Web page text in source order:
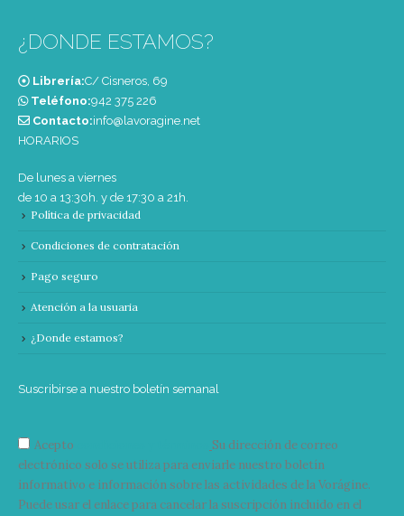
¿DONDE ESTAMOS?
Librería:C/ Cisneros, 69
Teléfono:‭942 375 226‬
Contacto:info@lavoragine.net
HORARIOS
De lunes a viernes
de 10 a 13:30h. y de 17:30 a 21h.
Política de privacidad
Condiciones de contratación
Pago seguro
Atención a la usuaria
¿Donde estamos?
Suscribirse a nuestro boletín semanal
Acepto
Su dirección de correo
electrónico solo se utiliza para enviarle nuestro boletín
informativo e información sobre las actividades de la Vorágine.
Puede usar el enlace para cancelar la suscripción incluido en el